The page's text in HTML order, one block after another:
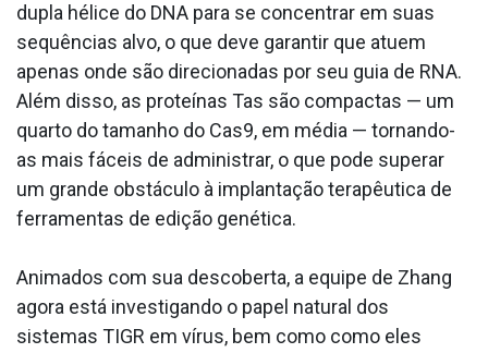
dupla hélice do DNA para se concentrar em suas
sequências alvo, o que deve garantir que atuem
apenas onde são direcionadas por seu guia de RNA.
Além disso, as proteínas Tas são compactas — um
quarto do tamanho do Cas9, em média — tornando-
as mais fáceis de administrar, o que pode superar
um grande obstáculo à implantação terapêutica de
ferramentas de edição genética.
Animados com sua descoberta, a equipe de Zhang
agora está investigando o papel natural dos
sistemas TIGR em vírus, bem como como eles